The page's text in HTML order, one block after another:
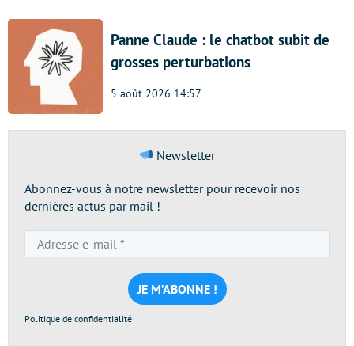
Panne Claude : le chatbot subit de
grosses perturbations
5 août 2026 14:57
Newsletter
Abonnez-vous à notre newsletter pour recevoir nos
dernières actus par mail !
e-
mail
*
Politique de confidentialité